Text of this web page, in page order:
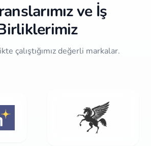
ve İş
çalıştığımız değerli markalar.